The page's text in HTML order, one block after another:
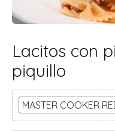
Lacitos con
piquillo
MASTER COOKER